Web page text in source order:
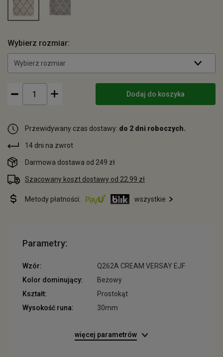
Wybierz rozmiar:
Wybierz rozmiar
Dodaj do koszyka
Przewidywany czas dostawy: do 2 dni roboczych.
14 dni na zwrot
Darmowa dostawa od 249 zł
Szacowany koszt dostawy od 22.99 zł
Metody płatności: wszystkie
Parametry:
Wzór:
Q262A CREAM VERSAY EJF
Kolor dominujący:
Beżowy
Kształt:
Prostokąt
Wysokość runa:
30mm
więcej parametrów